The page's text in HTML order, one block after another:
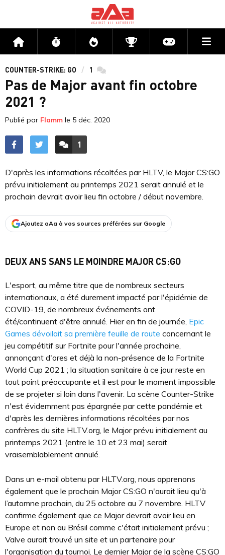
Accueil Flux Directs CompétitionsActu jeux
COUNTER-STRIKE: GO 1 commentaires
Pas de Major avant fin octobre
2021 ?
Publié par Flamm le 5 déc. 2020
ACCÉDER AUX
1
COMMENTAIRES
D'après les informations récoltées par HLTV, le Major CS:GO
prévu initialement au printemps 2021 serait annulé et le
prochain devrait avoir lieu fin octobre / début novembre.
Ajoutez aAa à vos sources préférées sur Google
DEUX ANS SANS LE MOINDRE MAJOR CS:GO
L'esport, au même titre que de nombreux secteurs
internationaux, a été durement impacté par l'épidémie de
COVID-19, de nombreux événements ont
été/continuent d'être annulé. Hier en fin de journée, Epic
Games dévoilait sa première feuille de route concernant le
jeu compétitif sur Fortnite pour l'année prochaine,
annonçant d'ores et déjà la non-présence de la Fortnite
World Cup 2021 ; la situation sanitaire à ce jour reste en
tout point préoccupante et il est pour le moment impossible
de se projeter si loin dans l'avenir. La scène Counter-Strike
n'est évidemment pas épargnée par cette pandémie et
d'après les dernières informations récoltées par nos
confrères du site HLTV.org, le Major prévu initialement au
printemps 2021 (entre le 10 et 23 mai) serait
vraisemblablement annulé.
Dans un e-mail obtenu par HLTV.org, nous apprenons
également que le prochain Major CS:GO n'aurait lieu qu'à
l’automne prochain, du 25 octobre au 7 novembre. HLTV
confirme également que ce Major devrait avoir lieu en
Europe et non au Brésil comme c'était initialement prévu ;
Valve aurait trouvé un site et un partenaire pour
l'organisation du tournoi. Le dernier Major de la scène CS:GO